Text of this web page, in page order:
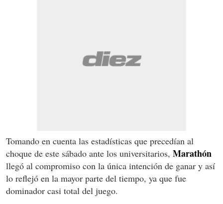
Tomando en cuenta las estadísticas que precedían al
choque de este sábado ante los universitarios, Marathón
llegó al compromiso con la única intención de ganar y así
lo reflejó en la mayor parte del tiempo, ya que fue
dominador casi total del juego.